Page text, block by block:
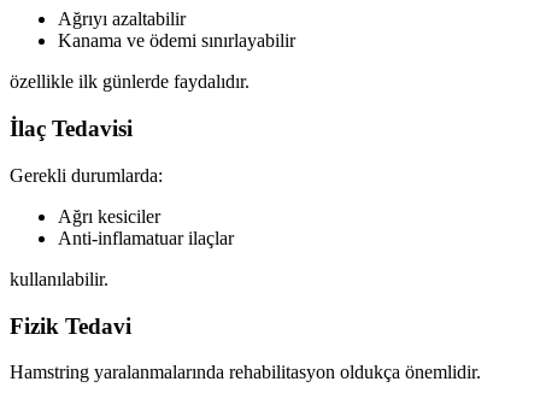
Ağrıyı azaltabilir
Kanama ve ödemi sınırlayabilir
özellikle ilk günlerde faydalıdır.
İlaç Tedavisi
Gerekli durumlarda:
Ağrı kesiciler
Anti-inflamatuar ilaçlar
kullanılabilir.
Fizik Tedavi
Hamstring yaralanmalarında rehabilitasyon oldukça önemlidir.